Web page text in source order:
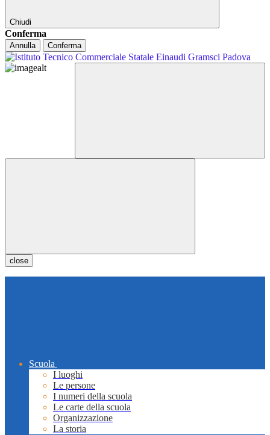
Chiudi
Conferma
Annulla Conferma
close
Scuola
I luoghi
Le persone
I numeri della scuola
Le carte della scuola
Organizzazione
La storia